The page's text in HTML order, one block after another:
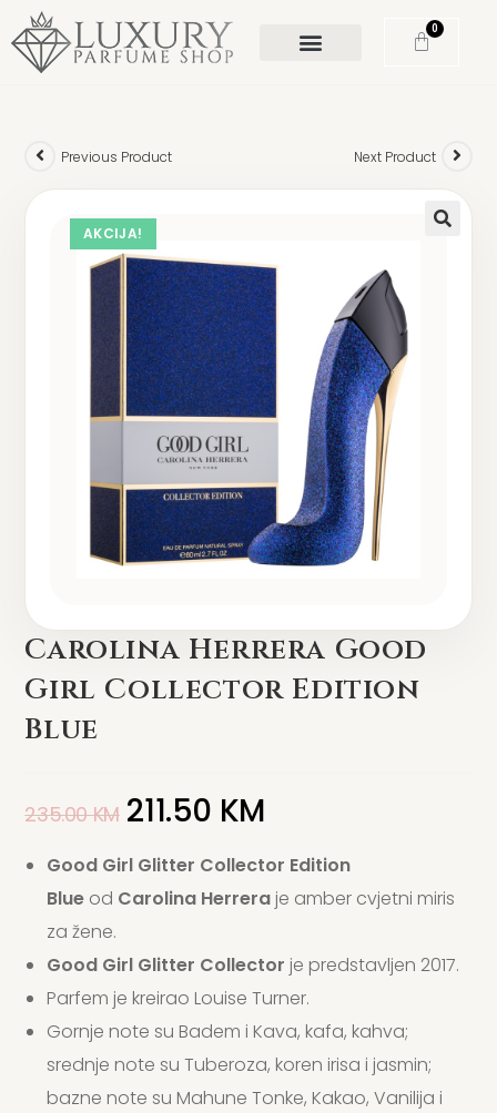
0
AKCIJA!
Previous Product Next Product
Carolina Herrera Good
Girl Collector Edition
Blue
235.00KM 211.50 KM
Good Girl Glitter Collector Edition
Blue od Carolina Herrera je amber cvjetni miris
za žene.
Good Girl Glitter Collector je predstavljen 2017.
Parfem je kreirao Louise Turner.
Gornje note su Badem i Kava, kafa, kahva;
srednje note su Tuberoza, koren irisa i jasmin;
bazne note su Mahune Tonke, Kakao, Vanilija i